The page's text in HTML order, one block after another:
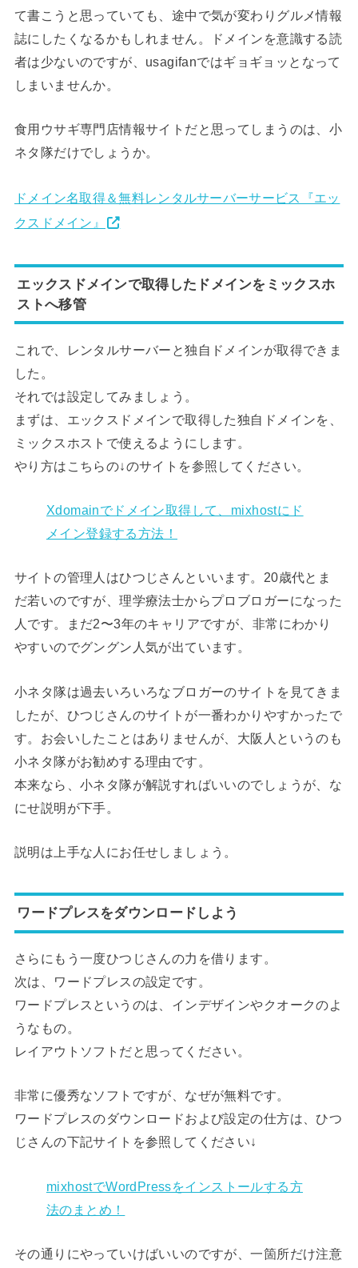
て書こうと思っていても、途中で気が変わりグルメ情報
誌にしたくなるかもしれません。ドメインを意識する読
者は少ないのですが、usagifanではギョギョッとなって
しまいませんか。
食用ウサギ専門店情報サイトだと思ってしまうのは、小
ネタ隊だけでしょうか。
ドメイン名取得＆無料レンタルサーバーサービス『エッ
クスドメイン』
エックスドメインで取得したドメインをミックスホ
ストへ移管
これで、レンタルサーバーと独自ドメインが取得できま
した。
それでは設定してみましょう。
まずは、エックスドメインで取得した独自ドメインを、
ミックスホストで使えるようにします。
やり方はこちらの↓のサイトを参照してください。
Xdomainでドメイン取得して、mixhostにド
メイン登録する方法！
サイトの管理人はひつじさんといいます。20歳代とま
だ若いのですが、理学療法士からプロブロガーになった
人です。まだ2〜3年のキャリアですが、非常にわかり
やすいのでグングン人気が出ています。
小ネタ隊は過去いろいろなブロガーのサイトを見てきま
したが、ひつじさんのサイトが一番わかりやすかったで
す。お会いしたことはありませんが、大阪人というのも
小ネタ隊がお勧めする理由です。
本来なら、小ネタ隊が解説すればいいのでしょうが、な
にせ説明が下手。
説明は上手な人にお任せしましょう。
ワードプレスをダウンロードしよう
さらにもう一度ひつじさんの力を借ります。
次は、ワードプレスの設定です。
ワードプレスというのは、インデザインやクオークのよ
うなもの。
レイアウトソフトだと思ってください。
非常に優秀なソフトですが、なぜが無料です。
ワードプレスのダウンロードおよび設定の仕方は、ひつ
じさんの下記サイトを参照してください↓
mixhostでWordPressをインストールする方
法のまとめ！
その通りにやっていけばいいのですが、一箇所だけ注意